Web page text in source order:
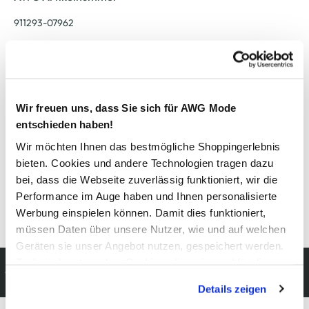
Wir freuen uns, dass Sie sich für AWG Mode
entschieden haben!
Wir möchten Ihnen das bestmögliche Shoppingerlebnis
bieten. Cookies und andere Technologien tragen dazu
bei, dass die Webseite zuverlässig funktioniert, wir die
Performance im Auge haben und Ihnen personalisierte
Werbung einspielen können. Damit dies funktioniert,
müssen Daten über unsere Nutzer, wie und auf welchen
Geräten sie unser Angebot nutzen, gespeichert werden.
werden, werden bei der Nutzung der Webseite auf jeden
Details zeigen
911293-07962
Pflegehinweise
Details zur Produktsicherheit anzeigen